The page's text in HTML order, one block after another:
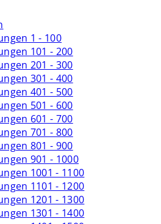
1 - 100
101 - 200
201 - 300
301 - 400
401 - 500
501 - 600
601 - 700
701 - 800
801 - 900
901 - 1000
1001 - 1100
1101 - 1200
1201 - 1300
1301 - 1400